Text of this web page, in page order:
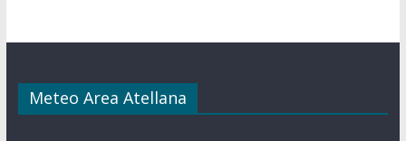
Meteo Area Atellana